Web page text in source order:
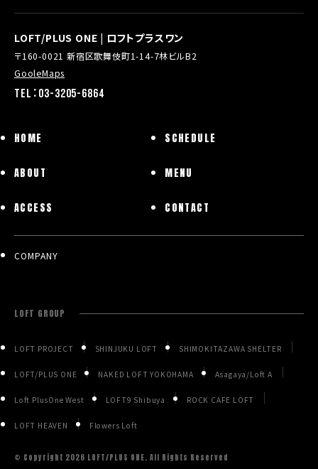
LOFT/PLUS ONE | ロフトプラスワン
〒160-0021 新宿区歌舞伎町1-14-7林ビルB2
GooleMaps
TEL：03-3205-6864
HOME SCHEDULE
ABOUT MENU
ACCESS CONTACT
COMPANY
LOFT GROUP
LOFT PROJECT SHINJUKU LOFT SHIMOKITAZAWA SHELTER
LOFT/PLUS ONE NAKED LOFT YOKOHAMA Asagaya/Loft A
Loft PlusOne West LOFT9 Shibuya ROCK CAFE LOFT
LOFT HEAVEN Flowers Loft
© Copyright 2026 LOFT/PLUS ONE. All Rights Reserved